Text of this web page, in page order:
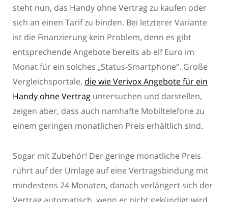
steht nun, das Handy ohne Vertrag zu kaufen oder
sich an einen Tarif zu binden. Bei letzterer Variante
ist die Finanzierung kein Problem, denn es gibt
entsprechende Angebote bereits ab elf Euro im
Monat für ein solches „Status-Smartphone“. Große
Vergleichsportale, die wie Verivox Angebote für ein
Handy ohne Vertrag untersuchen und darstellen,
zeigen aber, dass auch namhafte Mobiltelefone zu
einem geringen monatlichen Preis erhältlich sind.
Sogar mit Zubehör! Der geringe monatliche Preis
rührt auf der Umlage auf eine Vertragsbindung mit
mindestens 24 Monaten, danach verlängert sich der
Vertrag automatisch, wenn er nicht gekündigt wird.